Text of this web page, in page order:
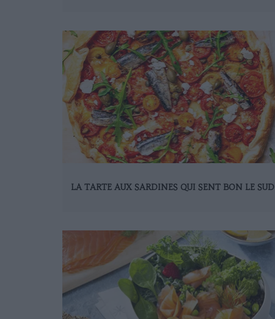
LA TARTE AUX SARDINES QUI SENT BON LE SUD